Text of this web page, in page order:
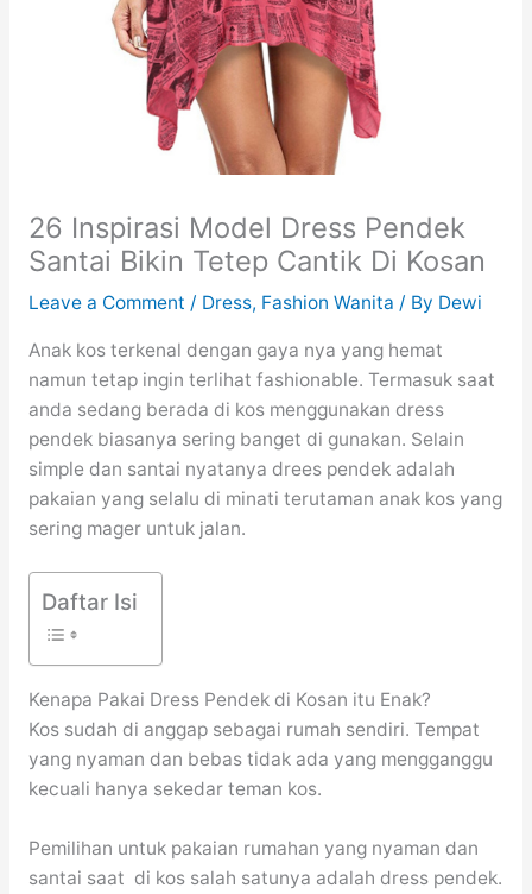
26 Inspirasi Model Dress Pendek
Santai Bikin Tetep Cantik Di Kosan
Leave a Comment / Dress, Fashion Wanita / By Dewi
Anak kos terkenal dengan gaya nya yang hemat
namun tetap ingin terlihat fashionable. Termasuk saat
anda sedang berada di kos menggunakan dress
pendek biasanya sering banget di gunakan. Selain
simple dan santai nyatanya drees pendek adalah
pakaian yang selalu di minati terutaman anak kos yang
sering mager untuk jalan.
Daftar Isi
Kenapa Pakai Dress Pendek di Kosan itu Enak?
Kos sudah di anggap sebagai rumah sendiri. Tempat
yang nyaman dan bebas tidak ada yang mengganggu
kecuali hanya sekedar teman kos.
Pemilihan untuk pakaian rumahan yang nyaman dan
santai saat di kos salah satunya adalah dress pendek.